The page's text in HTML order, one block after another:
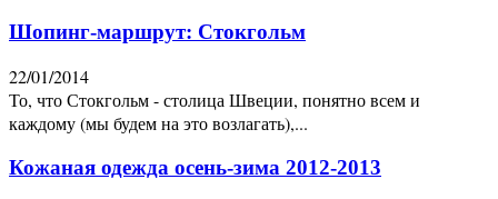
Шопинг-маршрут: Стокгольм
22/01/2014
То, что Стокгольм - столица Швеции, понятно всем и
каждому (мы будем на это возлагать),...
Кожаная одежда осень-зима 2012-2013